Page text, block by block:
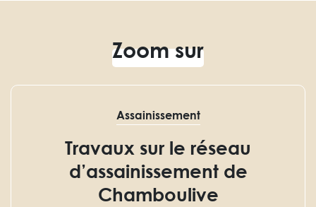
Zoom sur
Assainissement
Travaux sur le réseau
d’assainissement de
Chamboulive